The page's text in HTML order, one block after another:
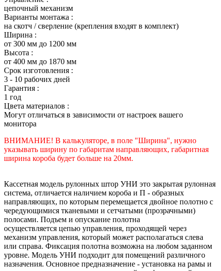
цепочный механизм
Варианты монтажа :
на скотч / сверление (крепления входят в комплект)
Ширина :
от 300 мм до 1200 мм
Высота :
от 400 мм до 1870 мм
Срок изготовления :
3 - 10 рабочих дней
Гарантия :
1 год
Цвета материалов :
Могут отличаться в зависимости от настроек вашего
монитора
ВНИМАНИЕ! В калькуляторе, в поле "Ширина", нужно
указывать ширину по габаритам направляющих, габаритная
ширина короба будет больше на 20мм.
Кассетная модель рулонных штор УНИ это закрытая рулонная
система, отличается наличием короба и П - образных
направляющих, по которым перемещается двойное полотно с
чередующимися тканевыми и сетчатыми (прозрачными)
полосами. Подъем и опускание полотна
осуществляется цепью управления, проходящей через
механизм управления, который может располагаться слева
или справа. Фиксация полотна возможна на любом заданном
уровне. Модель УНИ подходит для помещений различного
назначения. Основное предназначение - установка на рамы и